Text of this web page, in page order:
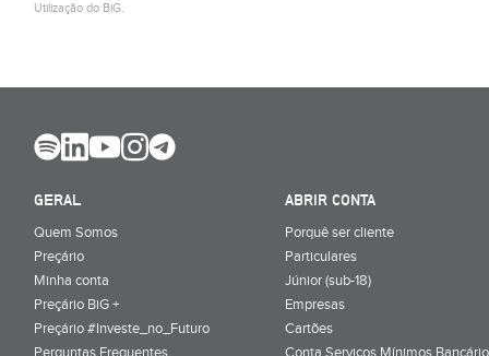
Utilização do BiG.
GERAL
Quem Somos
Preçário
Minha conta
Preçário BiG +
Preçário #Investe_no_Futuro
Perguntas Frequentes
ABRIR CONTA
Porquê ser cliente
Particulares
Júnior (sub-18)
Empresas
Cartões
Conta Serviços Mínimos